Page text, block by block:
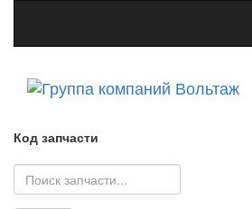
Код запчасти